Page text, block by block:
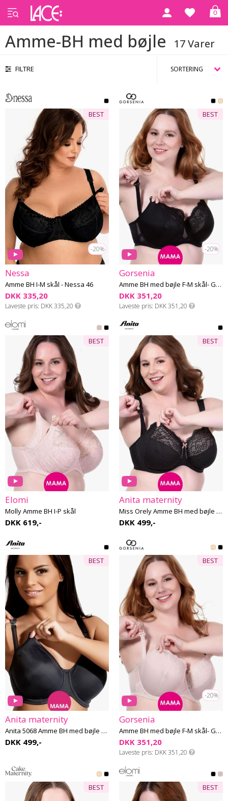
0
Forside Amme-BH med bøjle
Amme-BH med bøjle 17 Varer
FILTRE
-20%
BEST
Nessa
Amme BH I-M skål - Nessa 46
DKK 335,20
Laveste pris DKK 335,20
-20%
BEST
Gorsenia
Amme BH med bøjle F-M skål- Gorsenia MK15
DKK 351,20
Laveste pris DKK 351,20
BEST
Elomi
Molly Amme BH I-P skål
DKK 619,-
BEST
Anita maternity
Miss Orely Amme BH med bøjle G-J skål
DKK 499,-
BEST
Anita maternity
Anita 5068 Amme BH med bøjle H-I skål
DKK 499,-
-20%
BEST
Gorsenia
Amme BH med bøjle F-M skål- Gorsenia MK15
DKK 351,20
Laveste pris DKK 351,20
BEST BEST